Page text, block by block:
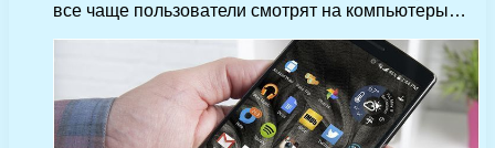
все чаще пользователи смотрят на компьютеры…